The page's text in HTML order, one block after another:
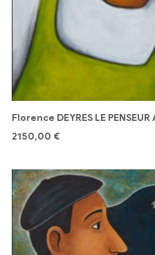
Florence DEYRES LE
2150,00 €